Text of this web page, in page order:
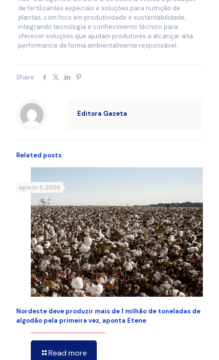
de fertilizantes especiais e soluções para nutrição de
plantas, com foco em produtividade e sustentabilidade,
integrando tecnologia e conhecimento técnico para
oferecer soluções que ajudam produtores a alcançar alta
performance de forma ambientalmente responsável.
Share
Editora Gazeta
Related posts
agosto 5, 2026
Nordeste deve produzir mais de 1 milhão de toneladas de
algodão pela primeira vez, aponta Etene
Read more